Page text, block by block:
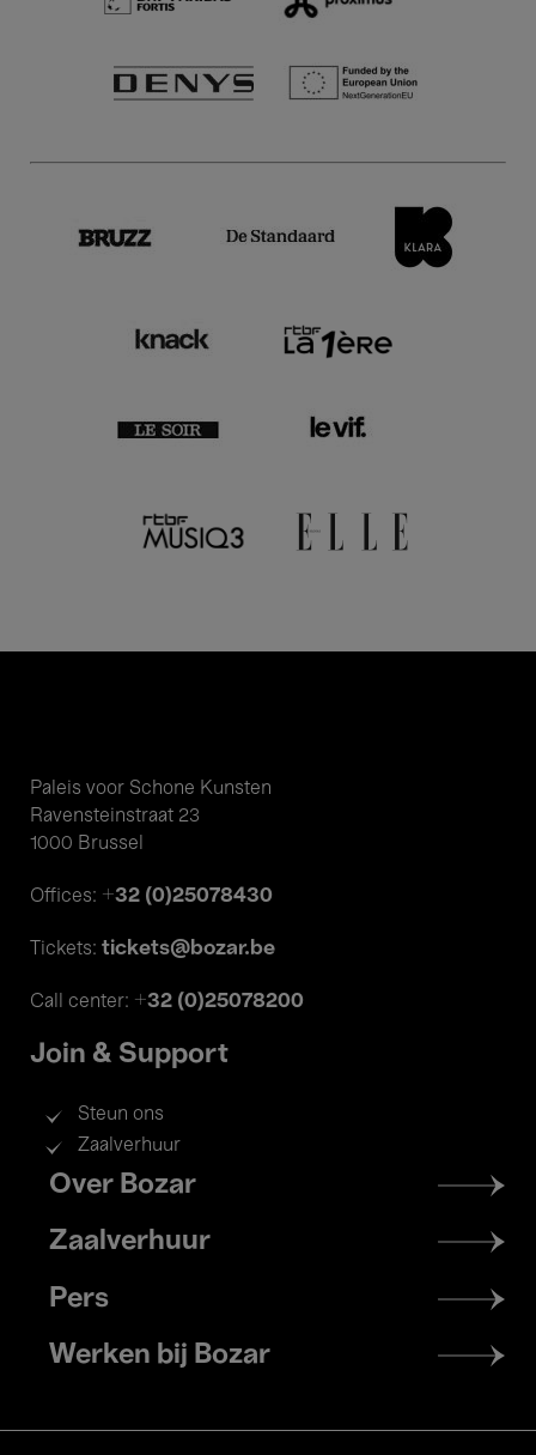
Paleis voor Schone Kunsten
Ravensteinstraat 23
1000 Brussel
Offices: +32 (0)25078430
Tickets: tickets@bozar.be
Call center: +32 (0)25078200
Join & Support
Steun ons
Zaalverhuur
Footer
menu
Over Bozar
Zaalverhuur
Pers
Werken bij Bozar